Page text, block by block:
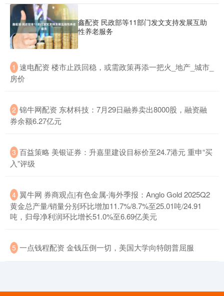
鑫配资 民政部等11部门发文支持发展互助
性养老服务
1 ​速电配资 楼市止跌回稳，或需政策再添一把火_地产_城市_
房价
2 ​锦牛网配资 东材科技：7月29日融券卖出8000股，融资融
券余额6.27亿元
3 ​百益策略 美银证券：升嘉里建设目标价至24.7港元 重申“买
入”评级
4 ​翼牛网 券商观点|有色金属-海外季报：Anglo Gold 2025Q2
黄金总产量/销量分别环比增加11.7%/8.7%至25.01吨/24.91
吨，归母净利润环比增长51.0%至6.69亿美元
5 ​一点钱程配资 金钱压倒一切，美国大学向特朗普屈服